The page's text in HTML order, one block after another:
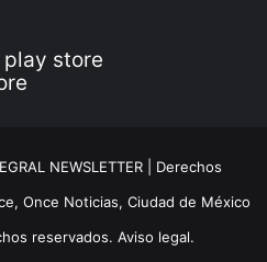
NEWSLETTER | Derechos
Once Noticias, Ciudad de México
reservados. Aviso legal.